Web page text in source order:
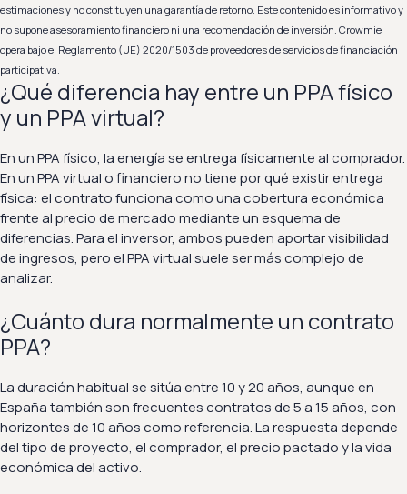
estimaciones y no constituyen una garantía de retorno. Este contenido es informativo y
no supone asesoramiento financiero ni una recomendación de inversión. Crowmie
opera bajo el Reglamento (UE) 2020/1503 de proveedores de servicios de financiación
participativa.
¿Qué diferencia hay entre un PPA físico
y un PPA virtual?
En un PPA físico, la energía se entrega físicamente al comprador.
En un PPA virtual o financiero no tiene por qué existir entrega
física: el contrato funciona como una cobertura económica
frente al precio de mercado mediante un esquema de
diferencias. Para el inversor, ambos pueden aportar visibilidad
de ingresos, pero el PPA virtual suele ser más complejo de
analizar.
¿Cuánto dura normalmente un contrato
PPA?
La duración habitual se sitúa entre 10 y 20 años, aunque en
España también son frecuentes contratos de 5 a 15 años, con
horizontes de 10 años como referencia. La respuesta depende
del tipo de proyecto, el comprador, el precio pactado y la vida
económica del activo.